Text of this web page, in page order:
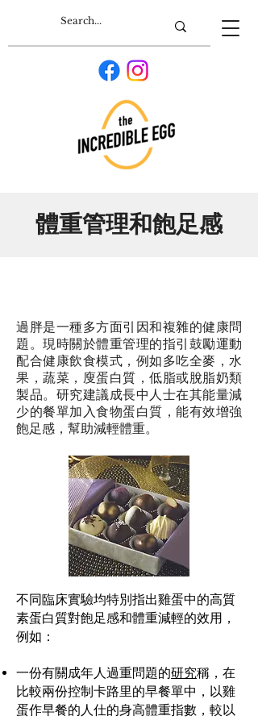
體重管理和飽足感
過胖是一種多方面引因和複雜的健康問
題。現時關於體重管理的指引鼓勵運動
配合健康飲食模式，例如多吃全麥，水
果，蔬菜，廋蛋白質，低脂或脫脂奶類
製品。研究建議成長中人士在其能量減
少的餐單加入食物蛋白質，能有效增強
飽足感，幫助減輕體重。
不同臨床實驗均特別指出雞蛋中的高質
素蛋白質對飽足感和體重減輕的效用，
例如：
一份有關成年人過重問題的研究稱，在
比較兩份控制卡路里的早餐單中，以雞
蛋作早餐的人仕的身高體重指數，較以